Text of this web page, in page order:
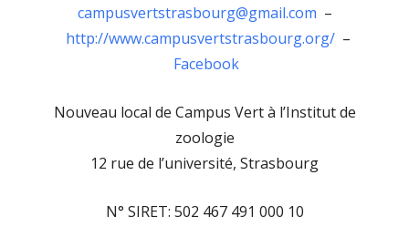
campusvertstrasbourg@gmail.com –
http://www.campusvertstrasbourg.org/ –
Facebook
Nouveau local de Campus Vert à l’Institut de
zoologie
12 rue de l’université, Strasbourg
N° SIRET: 502 467 491 000 10